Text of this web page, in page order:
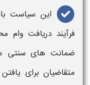
این سیاست
فرآیند دریافت وام
ضمانت‌ های سنتی
متقاضیان برای